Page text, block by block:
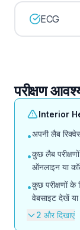
ECG
परीक्षण
Interior
•अपनी लैब
•कुछ लैब
ऑनलाइन या
•कुछ परीक्षणों
वेबसाइट देखें
2 और दिखाएं